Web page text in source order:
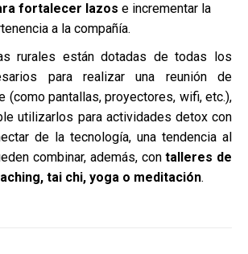
fortalecer lazos e incrementar la
a la compañía.
rurales están dotadas de todas los
para realizar una reunión de
(como pantallas, proyectores, wifi, etc.),
utilizarlos para actividades detox con
de la tecnología, una tendencia al
combinar, además, contalleres de
tai chi, yoga o meditación.